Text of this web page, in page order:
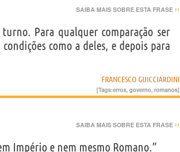
SAIBA MAIS SOBRE ESTA FRASE ››
Para qualquer comparação ser
como a deles, e depois para
FRANCESCO GUICCIARDINI
[Tags:erros,governo,romanos]
SAIBA MAIS SOBRE ESTA FRASE ››
Império e nem mesmo Romano.”